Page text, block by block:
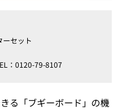
ーセット
：0120-79-8107
る「ブギーボード」の機